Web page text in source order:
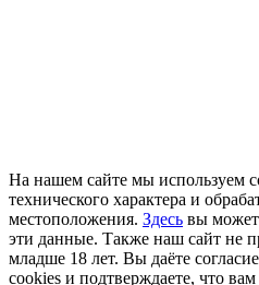
На нашем сайте мы используем
технического характера и
местоположения. Здесь вы
эти данные. Также наш сайт не
младше 18 лет. Вы даёте
cookies и подтверждаете, что